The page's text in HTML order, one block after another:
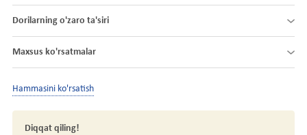
Dorilarning o'zaro ta'siri
Maxsus ko'rsatmalar
Hammasini ko'rsatish
Diqqat qiling!